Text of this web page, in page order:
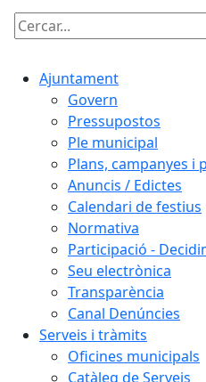
Cercar:
Ajuntament
Govern
Pressupostos
Ple municipal
Plans, campanyes i
Anuncis / Edictes
Calendari de festius
Normativa
Participació -
Seu electrònica
Transparència
Canal Denúncies
Serveis i tràmits
Oficines municipals
Catàleg de Serveis